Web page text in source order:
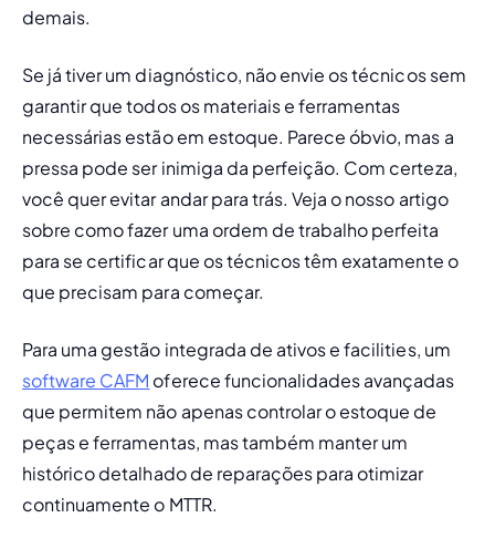
demais.
Se já tiver um diagnóstico, não envie os técnicos sem
garantir que todos os materiais e ferramentas
necessárias estão em estoque. Parece óbvio, mas a
pressa pode ser inimiga da perfeição. Com certeza,
você quer evitar andar para trás. Veja o nosso artigo
sobre como fazer uma ordem de trabalho perfeita
para se certificar que os técnicos têm exatamente o
que precisam para começar.
software CAFM oferece funcionalidades avançadas
que permitem não apenas controlar o estoque de
peças e ferramentas, mas também manter um
histórico detalhado de reparações para otimizar
continuamente o MTTR.